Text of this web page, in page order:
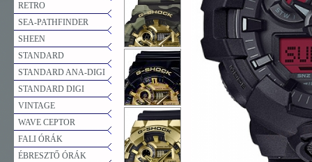
RETRO
SEA-PATHFINDER
SHEEN
STANDARD
STANDARD ANA-DIGI
STANDARD DIGI
VINTAGE
WAVE CEPTOR
FALI ÓRÁK
ÉBRESZTŐ ÓRÁK